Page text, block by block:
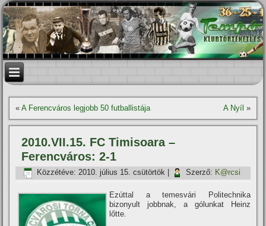
«A Ferencváros legjobb 50 futballistája A Nyí­l »
2010.VII.15. FC Timisoara –
Ferencváros: 2-1
Közzétéve: 2010. július 15. csütörtök Szerző: K@rcsi
Ezúttal a temesvári Politechnika
bizonyult jobbnak, a gólunkat Heinz
lőtte.